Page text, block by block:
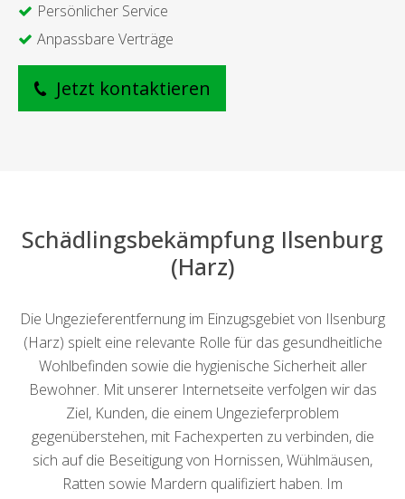
Persönlicher Service
Anpassbare Verträge
Jetzt kontaktieren
Schädlingsbekämpfung Ilsenburg
(Harz)
Die Ungezieferentfernung im Einzugsgebiet von Ilsenburg
(Harz) spielt eine relevante Rolle für das gesundheitliche
Wohlbefinden sowie die hygienische Sicherheit aller
Bewohner. Mit unserer Internetseite verfolgen wir das
Ziel, Kunden, die einem Ungezieferproblem
gegenüberstehen, mit Fachexperten zu verbinden, die
sich auf die Beseitigung von Hornissen, Wühlmäusen,
Ratten sowie Mardern qualifiziert haben. Im